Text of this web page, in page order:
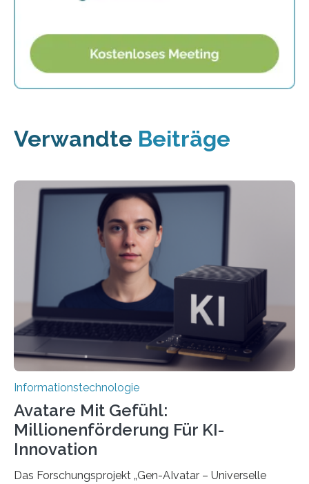
Verwandte Beiträge
Informationstechnologie
Avatare Mit Gefühl:
Millionenförderung Für KI-
Innovation
Das Forschungsprojekt „Gen-AIvatar – Universelle